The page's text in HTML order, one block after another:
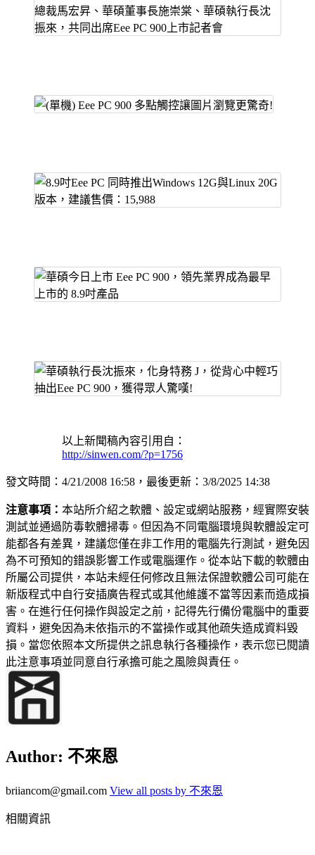
以上新聞稿內容引用自：
http://sinwen.com/?p=1756
發文時間：4/21/2008 16:58，最後更新：3/8/2025 14:38
注意事項： 本站所介紹之軟體、設定或網站服務，經實際安裝
測試並通過防毒軟體掃毒。但因為不同電腦環境與軟體設定可
能都各有差異，建議您僅在非工作用的電腦先行測試，避免因
為不可預知的錯誤影響工作或電腦運作。從本站下載的軟體由
所屬公司提供，本站未經任何修改且無法保證軟體公司可能在
新版程式中自行安插廣告程式或其他維護不當等因素而造成損
害。在進行任何操作與設定之前，記得先行備份電腦中的重要
資料，避免因為未依指示的不當操作或其他疏失造成資料毀
損。當您依照本文所提供之訊息執行各種操作，表示您已閱讀
此注意事項並同意自行承擔可能之風險與責任。
Author: 不來恩
briiancom@gmail.com View all posts by 不來恩
相關資訊